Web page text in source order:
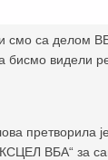
смо са делом
бисмо видели
претворила
ВБА“ за